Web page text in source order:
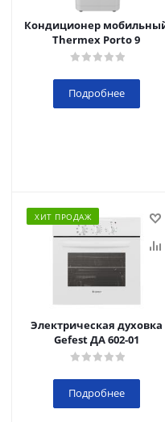
Кондиционер
Thermex Porto 9
Подробнее
ХИТ ПРОДАЖ
Электрическая духовка
Gefest ДА 602-01
Подробнее